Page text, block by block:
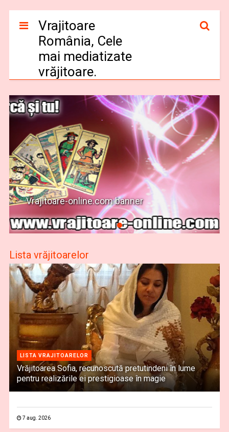
Vrajitoare
România, Cele
mai mediatizate
vrăjitoare.
Vrajitoare-online.com banner
Lista vrăjitoarelor
LISTA VRAJITOARELOR
Vrăjitoarea Sofia, recunoscută pretutindeni în lume
pentru realizările ei prestigioase în magie
7 aug. 2026